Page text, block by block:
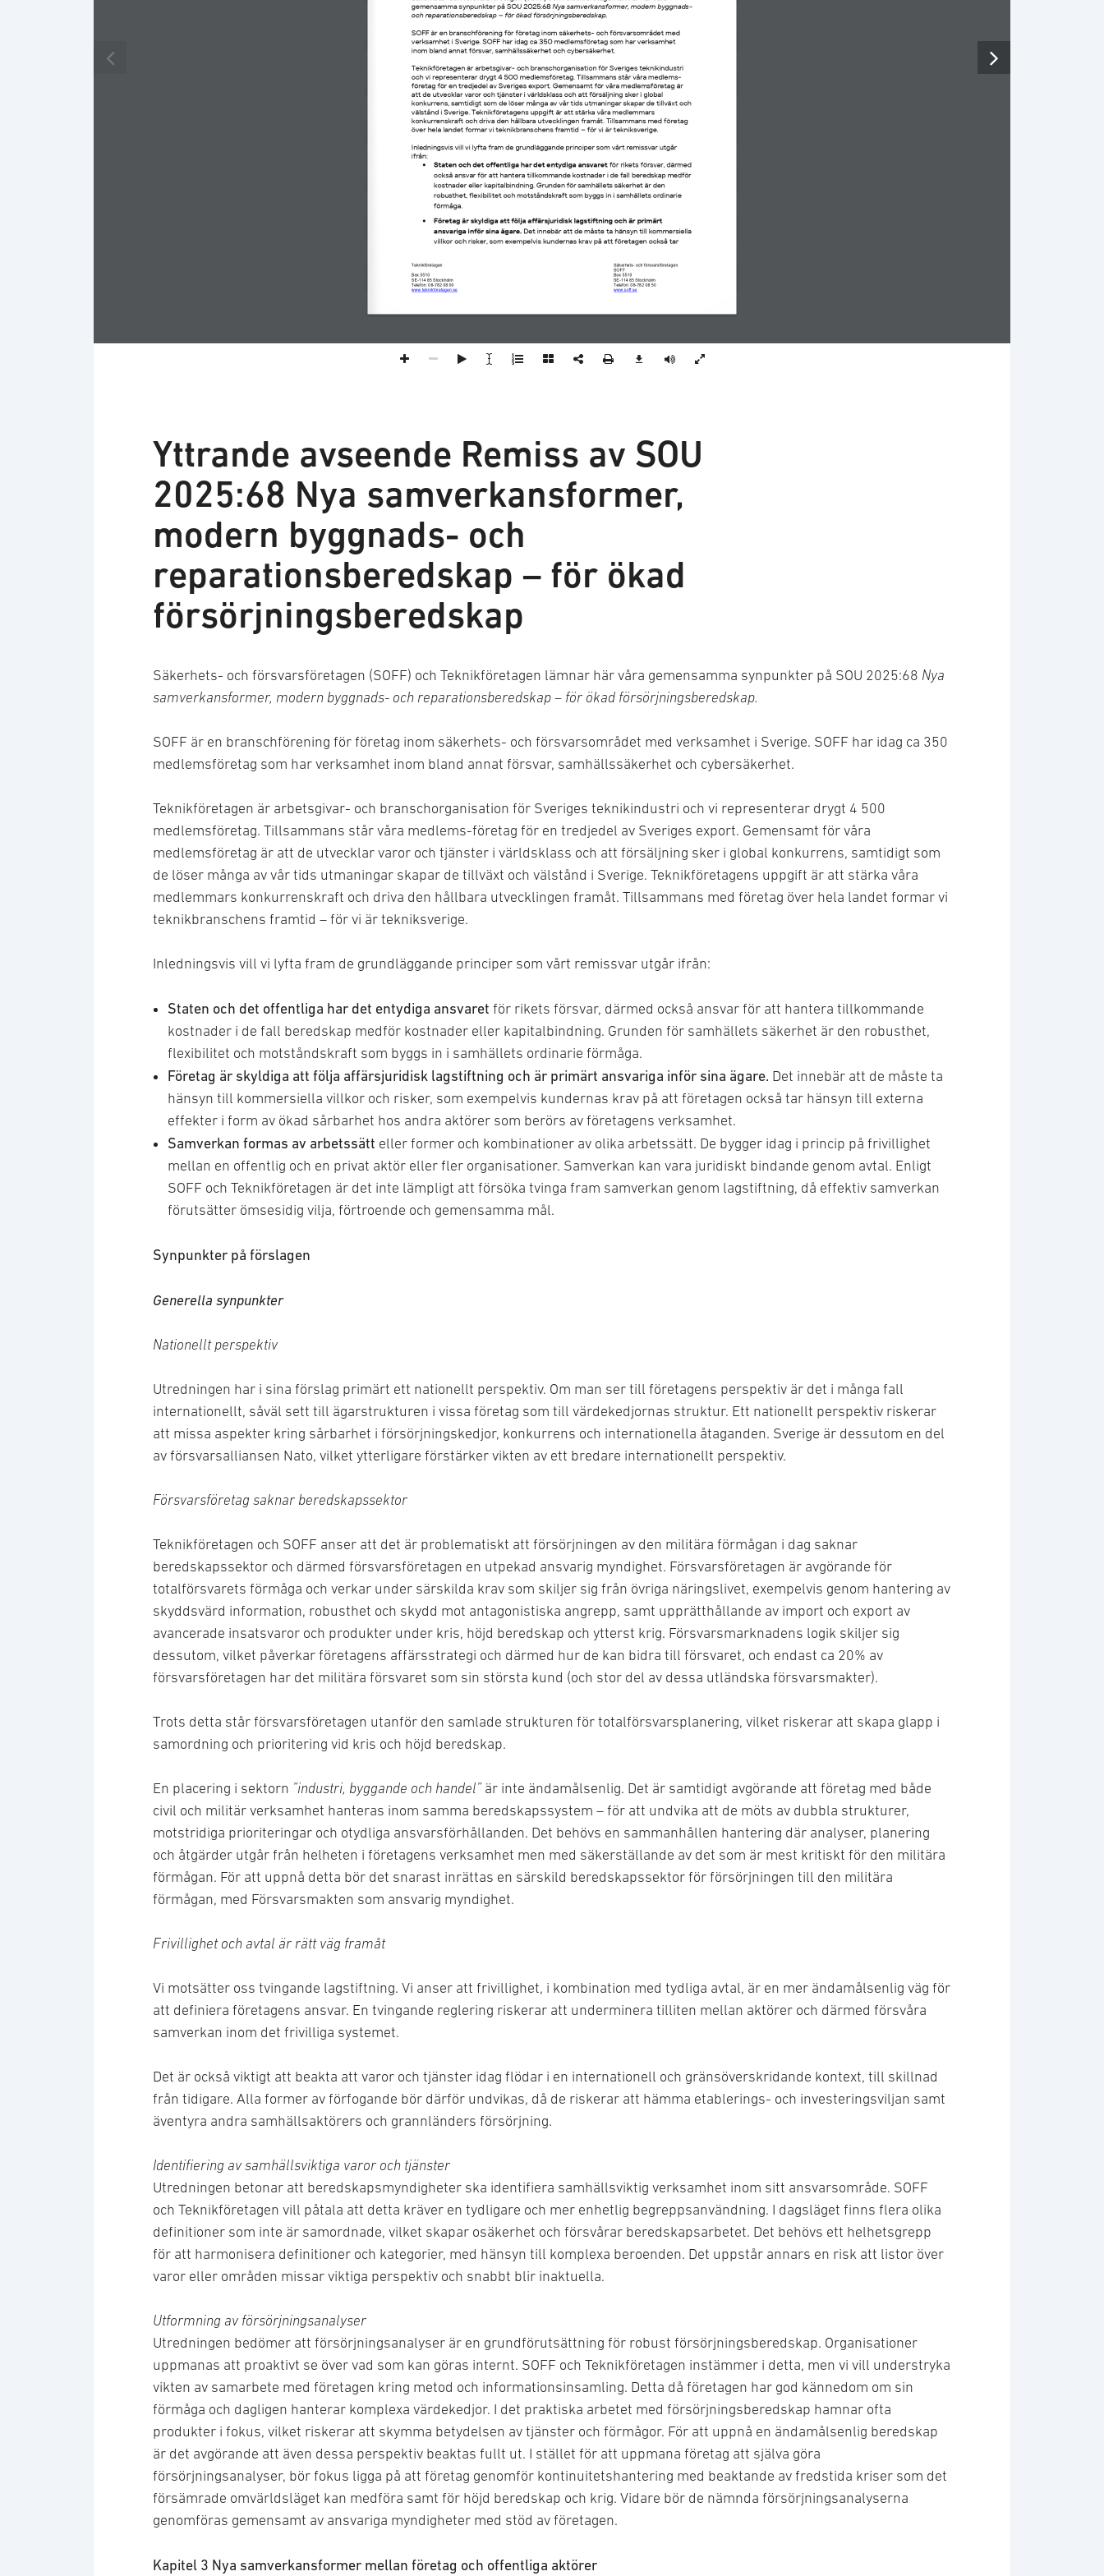
Teknikföretagen Säkerhets- och försvarsföretagen
SOFF
Box 5510
Box 5510
SE-114 85 Stockholm SE-114 85 Stockholm
Telefon: 08-782 08 00 Telefon: 08-782 08 50
www.teknikforetagen.se www.soff.se
gemensamma synpunkter på SOU 2025:68 Nya samverkansformer, modern byggnads-
och reparationsberedskap – för ökad försörjningsberedskap.
SOFF är en branschförening för företag inom säkerhets- och försvarsområdet med
verksamhet i Sverige. SOFF har idag ca 350 medlemsföretag som har verksamhet
inom bland annat försvar, samhällssäkerhet och cybersäkerhet.
Teknikföretagen är arbetsgivar- och branschorganisation för Sveriges teknikindustri
och vi representerar drygt 4 500 medlemsföretag. Tillsammans står våra medlems-
företag för en tredjedel av Sveriges export. Gemensamt för våra medlemsföretag är
att de utvecklar varor och tjänster i världsklass och att försäljning sker i global
konkurrens, samtidigt som de löser många av vår tids utmaningar skapar de tillväxt och
välstånd i Sverige. Teknikföretagens uppgift är att stärka våra medlemmars
konkurrenskraft och driva den hållbara utvecklingen framåt. Tillsammans med företag
över hela landet formar vi teknikbranschens framtid – för vi är tekniksverige.
Inledningsvis vill vi lyfta fram de grundläggande principer som vårt remissvar utgår
ifrån:
• Staten och det offentliga har det entydiga ansvaret för rikets försvar, därmed
också ansvar för att hantera tillkommande kostnader i de fall beredskap medför
kostnader eller kapitalbindning. Grunden för samhällets säkerhet är den
robusthet, flexibilitet och motståndskraft som byggs in i samhällets ordinarie
förmåga.
•
Företag är skyldiga att följa affärsjuridisk lagstiftning och är primärt
ansvariga inför sina ägare. Det innebär att de måste ta hänsyn till kommersiella
villkor och risker, som exempelvis kundernas krav på att företagen också tar
Yttrande avseende Remiss av SOU
2025:68 Nya samverkansformer,
modern byggnads- och
reparationsberedskap – för ökad
försörjningsberedskap
Säkerhets- och försvarsföretagen (SOFF) och Teknikföretagen lämnar här våra gemensamma synpunkter på SOU 2025:68 Nya
samverkansformer, modern byggnads- och reparationsberedskap – för ökad försörjningsberedskap.
SOFF är en branschförening för företag inom säkerhets- och försvarsområdet med verksamhet i Sverige. SOFF har idag ca 350
medlemsföretag som har verksamhet inom bland annat försvar, samhällssäkerhet och cybersäkerhet.
Teknikföretagen är arbetsgivar- och branschorganisation för Sveriges teknikindustri och vi representerar drygt 4 500
medlemsföretag. Tillsammans står våra medlems-företag för en tredjedel av Sveriges export. Gemensamt för våra
medlemsföretag är att de utvecklar varor och tjänster i världsklass och att försäljning sker i global konkurrens, samtidigt som
de löser många av vår tids utmaningar skapar de tillväxt och välstånd i Sverige. Teknikföretagens uppgift är att stärka våra
medlemmars konkurrenskraft och driva den hållbara utvecklingen framåt. Tillsammans med företag över hela landet formar vi
teknikbranschens framtid – för vi är tekniksverige.
Inledningsvis vill vi lyfta fram de grundläggande principer som vårt remissvar utgår ifrån:
Staten och det offentliga har det entydiga ansvaret för rikets försvar, därmed också ansvar för att hantera tillkommande
kostnader i de fall beredskap medför kostnader eller kapitalbindning. Grunden för samhällets säkerhet är den robusthet,
flexibilitet och motståndskraft som byggs in i samhällets ordinarie förmåga.
Företag är skyldiga att följa affärsjuridisk lagstiftning och är primärt ansvariga inför sina ägare. Det innebär att de måste ta
hänsyn till kommersiella villkor och risker, som exempelvis kundernas krav på att företagen också tar hänsyn till externa
effekter i form av ökad sårbarhet hos andra aktörer som berörs av företagens verksamhet.
Samverkan formas av arbetssätt eller former och kombinationer av olika arbetssätt. De bygger idag i princip på frivillighet
mellan en offentlig och en privat aktör eller fler organisationer. Samverkan kan vara juridiskt bindande genom avtal. Enligt
SOFF och Teknikföretagen är det inte lämpligt att försöka tvinga fram samverkan genom lagstiftning, då effektiv samverkan
förutsätter ömsesidig vilja, förtroende och gemensamma mål.
Synpunkter på förslagen
Generella synpunkter
Nationellt perspektiv
Utredningen har i sina förslag primärt ett nationellt perspektiv. Om man ser till företagens perspektiv är det i många fall
internationellt, såväl sett till ägarstrukturen i vissa företag som till värdekedjornas struktur. Ett nationellt perspektiv riskerar
att missa aspekter kring sårbarhet i försörjningskedjor, konkurrens och internationella åtaganden. Sverige är dessutom en del
av försvarsalliansen Nato, vilket ytterligare förstärker vikten av ett bredare internationellt perspektiv.
Försvarsföretag saknar beredskapssektor
Teknikföretagen och SOFF anser att det är problematiskt att försörjningen av den militära förmågan i dag saknar
beredskapssektor och därmed försvarsföretagen en utpekad ansvarig myndighet. Försvarsföretagen är avgörande för
totalförsvarets förmåga och verkar under särskilda krav som skiljer sig från övriga näringslivet, exempelvis genom hantering av
skyddsvärd information, robusthet och skydd mot antagonistiska angrepp, samt upprätthållande av import och export av
avancerade insatsvaror och produkter under kris, höjd beredskap och ytterst krig. Försvarsmarknadens logik skiljer sig
dessutom, vilket påverkar företagens affärsstrategi och därmed hur de kan bidra till försvaret, och endast ca 20% av
försvarsföretagen har det militära försvaret som sin största kund (och stor del av dessa utländska försvarsmakter).
Trots detta står försvarsföretagen utanför den samlade strukturen för totalförsvarsplanering, vilket riskerar att skapa glapp i
samordning och prioritering vid kris och höjd beredskap.
En placering i sektorn ”industri, byggande och handel” är inte ändamålsenlig. Det är samtidigt avgörande att företag med både
civil och militär verksamhet hanteras inom samma beredskapssystem – för att undvika att de möts av dubbla strukturer,
motstridiga prioriteringar och otydliga ansvarsförhållanden. Det behövs en sammanhållen hantering där analyser, planering
och åtgärder utgår från helheten i företagens verksamhet men med säkerställande av det som är mest kritiskt för den militära
förmågan. För att uppnå detta bör det snarast inrättas en särskild beredskapssektor för försörjningen till den militära
förmågan, med Försvarsmakten som ansvarig myndighet.
Frivillighet och avtal är rätt väg framåt
Vi motsätter oss tvingande lagstiftning. Vi anser att frivillighet, i kombination med tydliga avtal, är en mer ändamålsenlig väg för
att definiera företagens ansvar. En tvingande reglering riskerar att underminera tilliten mellan aktörer och därmed försvåra
samverkan inom det frivilliga systemet.
Det är också viktigt att beakta att varor och tjänster idag flödar i en internationell och gränsöverskridande kontext, till skillnad
från tidigare. Alla former av förfogande bör därför undvikas, då de riskerar att hämma etablerings- och investeringsviljan samt
äventyra andra samhällsaktörers och grannländers försörjning.
Identifiering av samhällsviktiga varor och tjänster
Utredningen betonar att beredskapsmyndigheter ska identifiera samhällsviktig verksamhet inom sitt ansvarsområde. SOFF
och Teknikföretagen vill påtala att detta kräver en tydligare och mer enhetlig begreppsanvändning. I dagsläget finns flera olika
definitioner som inte är samordnade, vilket skapar osäkerhet och försvårar beredskapsarbetet. Det behövs ett helhetsgrepp
för att harmonisera definitioner och kategorier, med hänsyn till komplexa beroenden. Det uppstår annars en risk att listor över
varor eller områden missar viktiga perspektiv och snabbt blir inaktuella.
Utformning av försörjningsanalyser
Utredningen bedömer att försörjningsanalyser är en grundförutsättning för robust försörjningsberedskap. Organisationer
uppmanas att proaktivt se över vad som kan göras internt. SOFF och Teknikföretagen instämmer i detta, men vi vill understryka
vikten av samarbete med företagen kring metod och informationsinsamling. Detta då företagen har god kännedom om sin
förmåga och dagligen hanterar komplexa värdekedjor. I det praktiska arbetet med försörjningsberedskap hamnar ofta
produkter i fokus, vilket riskerar att skymma betydelsen av tjänster och förmågor. För att uppnå en ändamålsenlig beredskap
är det avgörande att även dessa perspektiv beaktas fullt ut. I stället för att uppmana företag att själva göra
försörjningsanalyser, bör fokus ligga på att företag genomför kontinuitetshantering med beaktande av fredstida kriser som det
försämrade omvärldsläget kan medföra samt för höjd beredskap och krig. Vidare bör de nämnda försörjningsanalyserna
genomföras gemensamt av ansvariga myndigheter med stöd av företagen.
Kapitel 3 Nya samverkansformer mellan företag och offentliga aktörer